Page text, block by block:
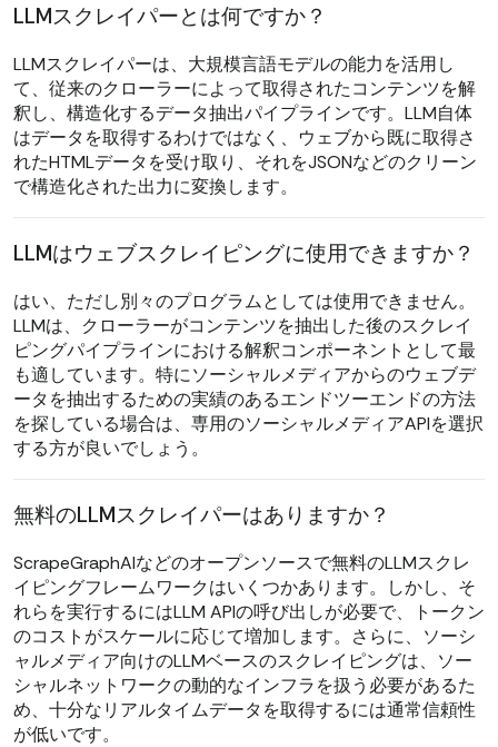
LLMスクレイパーとは何ですか？
LLMスクレイパーは、大規模言語モデルの能力を活用し
て、従来のクローラーによって取得されたコンテンツを解
釈し、構造化するデータ抽出パイプラインです。LLM自体
はデータを取得するわけではなく、ウェブから既に取得さ
れたHTMLデータを受け取り、それをJSONなどのクリーン
で構造化された出力に変換します。
LLMはウェブスクレイピングに使用できますか？
はい、ただし別々のプログラムとしては使用できません。
LLMは、クローラーがコンテンツを抽出した後のスクレイ
ピングパイプラインにおける解釈コンポーネントとして最
も適しています。特にソーシャルメディアからのウェブデ
ータを抽出するための実績のあるエンドツーエンドの方法
を探している場合は、専用のソーシャルメディアAPIを選択
する方が良いでしょう。
無料のLLMスクレイパーはありますか？
ScrapeGraphAIなどのオープンソースで無料のLLMスクレ
イピングフレームワークはいくつかあります。しかし、そ
れらを実行するにはLLM APIの呼び出しが必要で、トークン
のコストがスケールに応じて増加します。さらに、ソーシ
ャルメディア向けのLLMベースのスクレイピングは、ソー
シャルネットワークの動的なインフラを扱う必要があるた
め、十分なリアルタイムデータを取得するには通常信頼性
が低いです。